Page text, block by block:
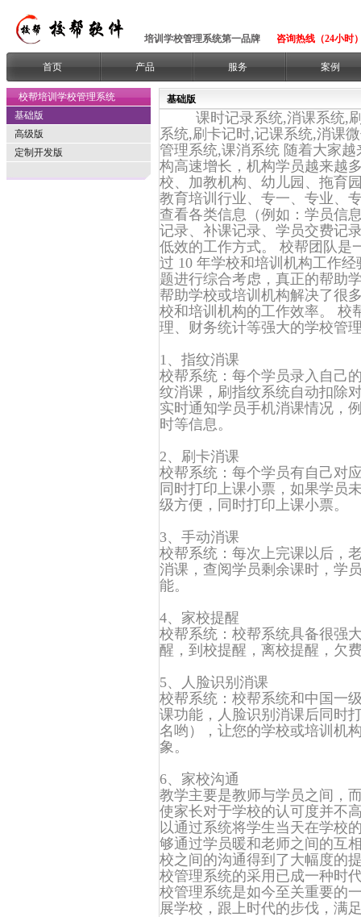
培训学校管理系统第一品牌 咨询热线（24小时
首页 产品 服务 案例
校帮培训学校管理系统
基础版
高级版
定制开发版
基础版
课时记录系统,消课系统,刷
系统,刷卡记时,记课系统,消课
管理系统,课消系统 随着大家
构高速增长，机构学员越来越
校、加教机构、幼儿园、拖育
教育培训行业、专一、专业、
查看各类信息（例如：学员信
记录、补课记录、学员交费记
低效的工作方式。 校帮团队是
过 10 年学校和培训机构工作
题进行综合考虑，真正的帮助
帮助学校或培训机构解决了很
校和培训机构的工作效率。 校
理、财务统计等强大的学校管
1、指纹消课
校帮系统：每个学员录入自己
纹消课，刷指纹系统自动扣除
实时通知学员手机消课情况，
时等信息。
2、刷卡消课
校帮系统：每个学员有自己对
同时打印上课小票，如果学员
级方便，同时打印上课小票。
3、手动消课
校帮系统：每次上完课以后，
消课，查阅学员剩余课时，学
能。
4、家校提醒
校帮系统：校帮系统具备很强
醒，到校提醒，离校提醒，欠
5、人脸识别消课
校帮系统：校帮系统和中国一
课功能，人脸识别消课后同时
名哟），让您的学校或培训机
象。
6、家校沟通
教学主要是教师与学员之间，
使家长对于学校的认可度并不
以通过系统将学生当天在学校
够通过学员暖和老师之间的互
校之间的沟通得到了大幅度的
校管理系统的采用已成一种时
校管理系统是如今至关重要的
展学校，跟上时代的步伐，满